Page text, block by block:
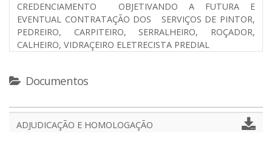
CREDENCIAMENTO OBJETIVANDO A FUTURA E
EVENTUAL CONTRATAÇÃO DOS SERVIÇOS DE PINTOR,
PEDREIRO, CARPITEIRO, SERRALHEIRO, ROÇADOR,
CALHEIRO, VIDRAÇEIRO ELETRECISTA PREDIAL
Documentos
ADJUDICAÇÃO E HOMOLOGAÇÃO